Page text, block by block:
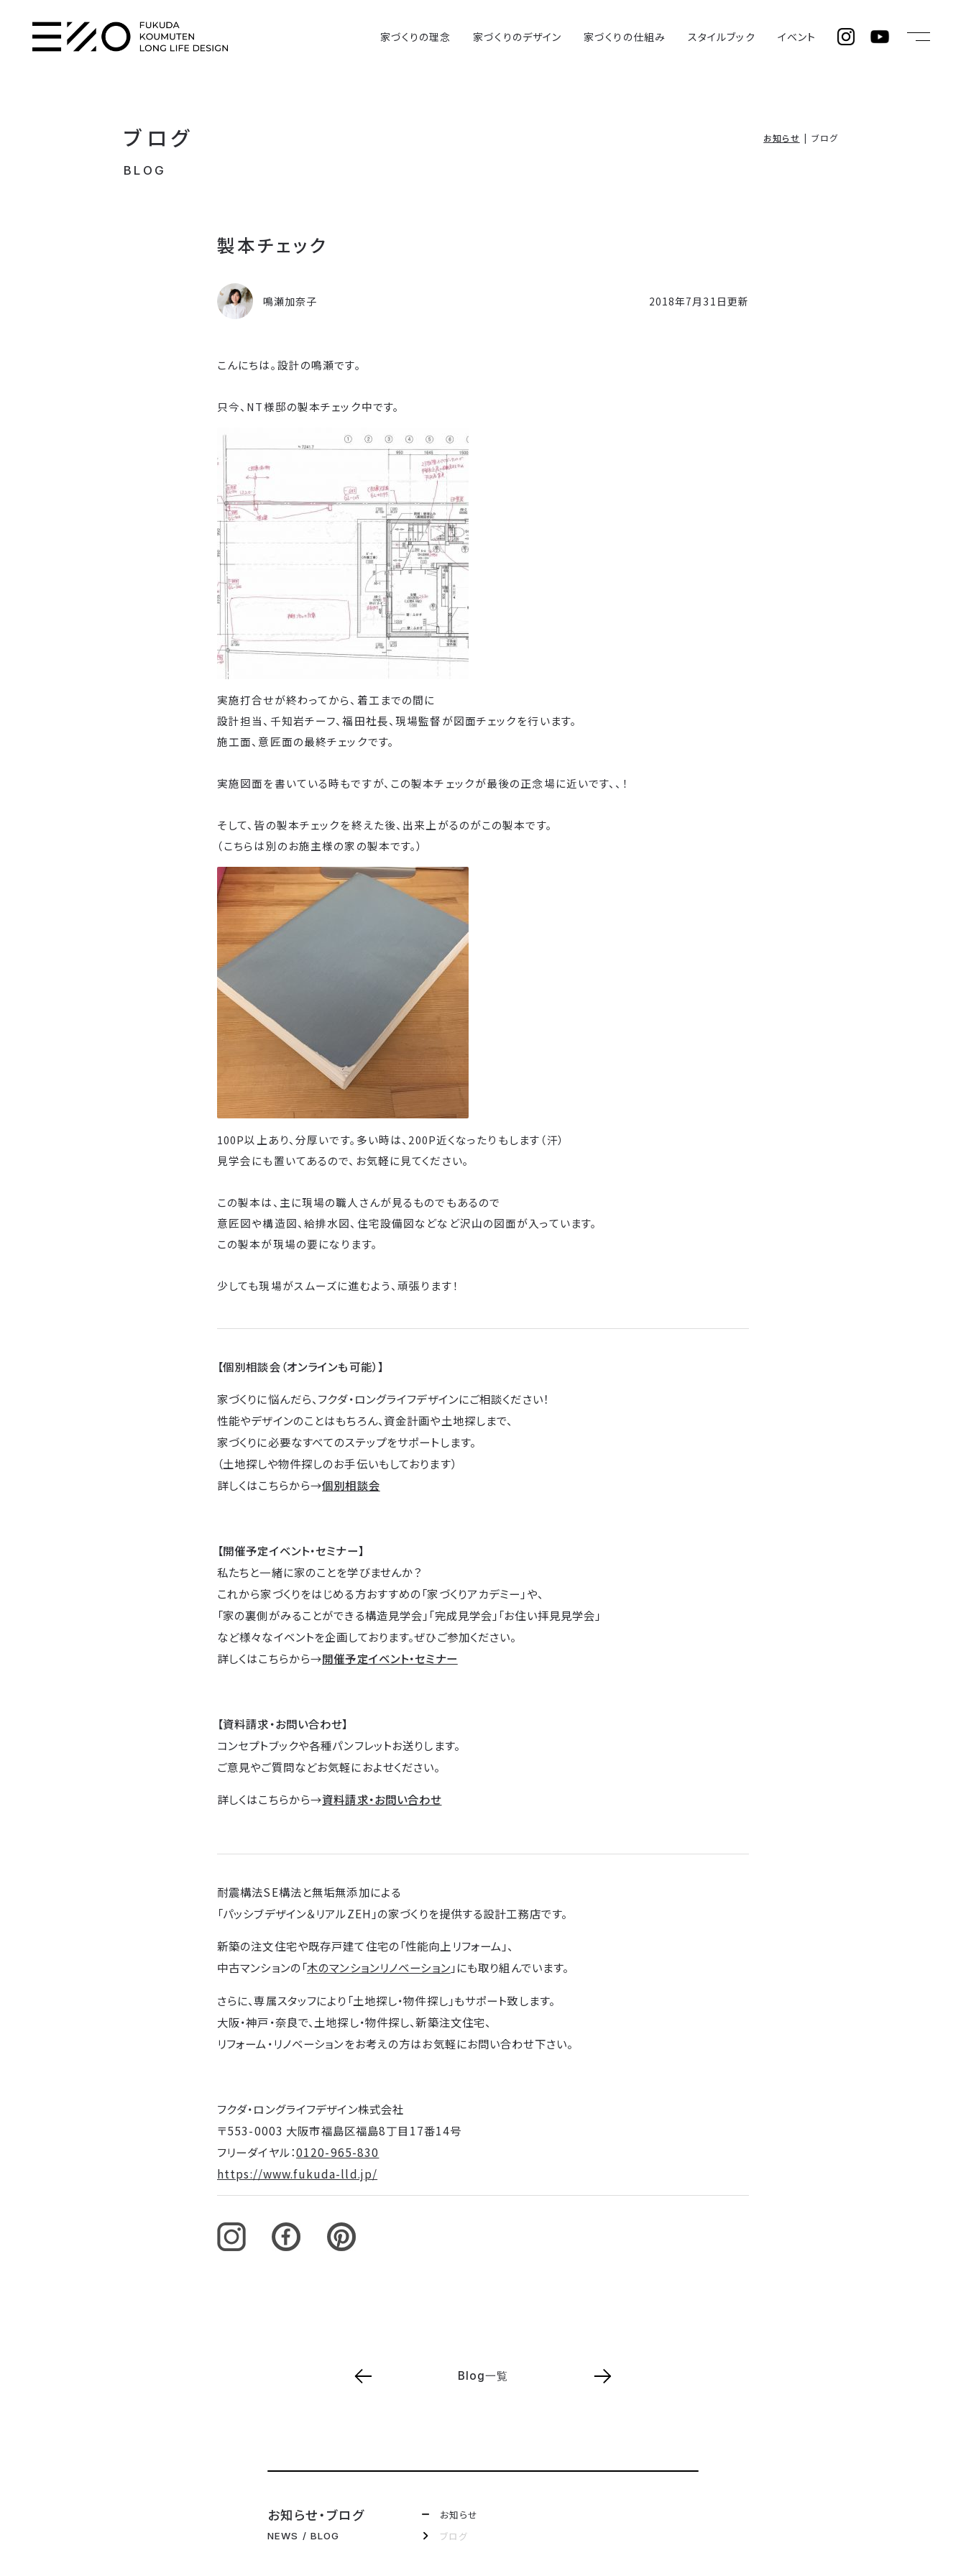
家づくりの理念 家づくりのデザイン 家づくりの仕組み スタイルブック イベント
ブログ
BLOG
お知らせ ブログ
製本チェック
2018年7月31日更新
鳴瀬加奈子
こんにちは。設計の鳴瀬です。
只今、NT様邸の製本チェック中です。
実施打合せが終わってから、着工までの間に
設計担当、千知岩チーフ、福田社長、現場監督が図面チェックを行います。
施工面、意匠面の最終チェックです。
実施図面を書いている時もですが、この製本チェックが最後の正念場に近いです、、！
そして、皆の製本チェックを終えた後、出来上がるのがこの製本です。
（こちらは別のお施主様の家の製本です。）
100P以上あり、分厚いです。多い時は、200P近くなったりもします（汗）
見学会にも置いてあるので、お気軽に見てください。
この製本は、主に現場の職人さんが見るものでもあるので
意匠図や構造図、給排水図、住宅設備図などなど沢山の図面が入っています。
この製本が現場の要になります。
少しても現場がスムーズに進むよう、頑張ります！
【個別相談会（オンラインも可能）】
家づくりに悩んだら、フクダ・ロングライフデザインにご相談ください！
性能やデザインのことはもちろん、資金計画や土地探しまで、
家づくりに必要なすべてのステップをサポートします。
（土地探しや物件探しのお手伝いもしております）
詳しくはこちらから→個別相談会
【開催予定イベント・セミナー】
私たちと一緒に家のことを学びませんか？
これから家づくりをはじめる方おすすめの「家づくりアカデミー」や、
「家の裏側がみることができる構造見学会」「完成見学会」「お住い拝見見学会」
など様々なイベントを企画しております。ぜひご参加ください。
詳しくはこちらから→開催予定イベント・セミナー
【資料請求・お問い合わせ】
コンセプトブックや各種パンフレットお送りします。
ご意見やご質問などお気軽におよせください。
詳しくはこちらから→資料請求・お問い合わせ
耐震構法SE構法と無垢無添加による
「パッシブデザイン＆リアルZEH」の家づくりを提供する設計工務店です。
新築の注文住宅や既存戸建て住宅の「性能向上リフォーム」、
中古マンションの「木のマンションリノベーション 」にも取り組んでいます。
さらに、専属スタッフにより「土地探し・物件探し」もサポート致します。
大阪・神戸・奈良で、土地探し・物件探し、新築注文住宅、
リフォーム・リノベーションをお考えの方はお気軽にお問い合わせ下さい。
フクダ・ロングライフデザイン株式会社
〒553-0003 大阪市福島区福島8丁目17番14号
フリーダイヤル：0120-965-830
https://www.fukuda-lld.jp/
Blog一覧
お知らせ・ブログ
NEWS / BLOG
お知らせ
ブログ